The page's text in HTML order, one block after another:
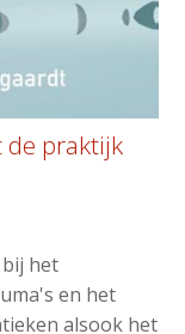
de praktijk
het
en het
alsook het